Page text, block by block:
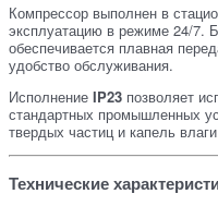
Компрессор выполнен в
эксплуатацию в режиме 24/7.
обеспечивается плавная
удобство обслуживания.
Исполнение IP23 позволяет
стандартных промышленных
твердых частиц и капель
Технические